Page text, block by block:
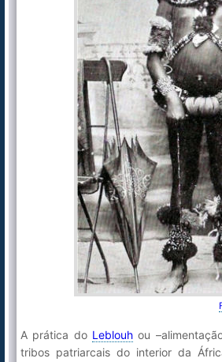
A prática do Leblouh ou
tribos patriarcais do interior da